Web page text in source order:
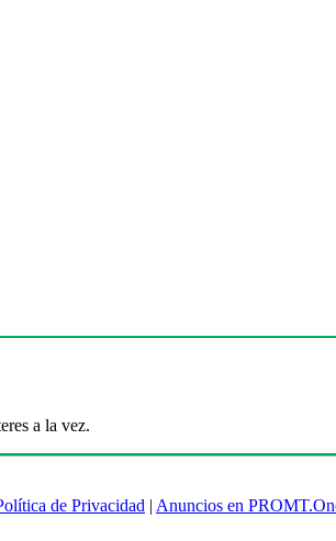
a la vez.
de Privacidad | Anuncios en